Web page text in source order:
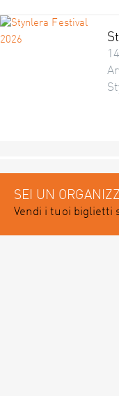
SEI UN
Vendi i tuoi biglietti